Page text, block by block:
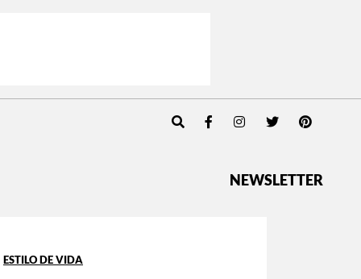
NEWSLETTER
ESTILO DE VIDA